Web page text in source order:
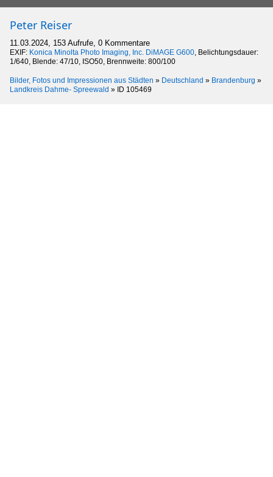
Peter Reiser
11.03.2024, 153 Aufrufe, 0 Kommentare
EXIF: Konica Minolta Photo Imaging, Inc. DiMAGE G600, Belichtungsdauer:
1/640, Blende: 47/10, ISO50, Brennweite: 800/100
Bilder, Fotos und Impressionen aus Städten » Deutschland » Brandenburg »
Landkreis Dahme- Spreewald » ID 105469